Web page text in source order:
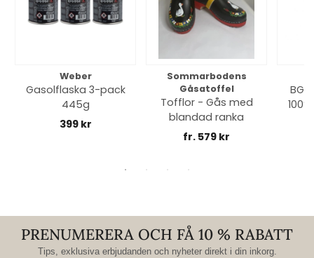
Weber
Gasolflaska 3-pack
445g
399 kr
Sommarbodens
Gåsatoffel
Tofflor - Gås med
blandad ranka
fr. 579 kr
PRENUMERERA OCH FÅ 10 % RABATT
Tips, exklusiva erbjudanden och nyheter direkt i din inkorg.